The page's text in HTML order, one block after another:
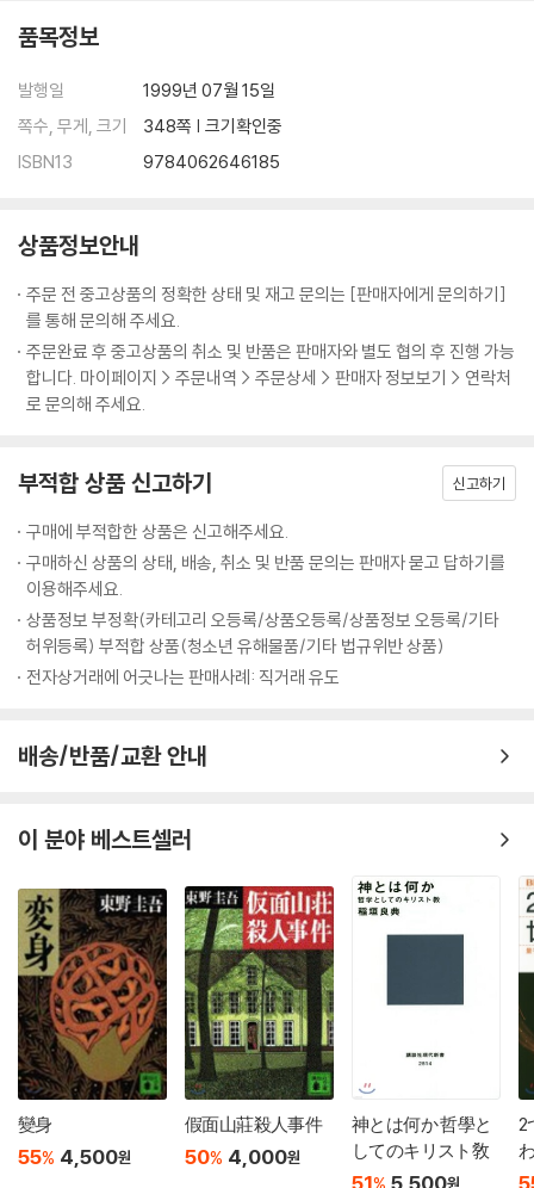
품목정보
발행일
1999년 07월 15일
쪽수, 무게, 크기
348쪽 | 크기확인중
ISBN13
9784062646185
상품정보안내
주문 전 중고상품의 정확한 상태 및 재고 문의는 [판매자에게 문의하기]
를 통해 문의해 주세요.
주문완료 후 중고상품의 취소 및 반품은 판매자와 별도 협의 후 진행 가능
합니다. 마이페이지 > 주문내역 > 주문상세 > 판매자 정보보기 > 연락처
로 문의해 주세요.
부적합 상품 신고하기 신고하기
구매에 부적합한 상품은 신고해주세요.
구매하신 상품의 상태, 배송, 취소 및 반품 문의는 판매자 묻고 답하기를
이용해주세요.
상품정보 부정확(카테고리 오등록/상품오등록/상품정보 오등록/기타
허위등록) 부적합 상품(청소년 유해물품/기타 법규위반 상품)
전자상거래에 어긋나는 판매사례: 직거래 유도
배송/반품/교환 안내
이 분야 베스트셀러
變身
55% 4,500원
假面山莊殺人事件
50% 4,000원
神とは何か 哲學と
してのキリスト敎
51 5,500원
2